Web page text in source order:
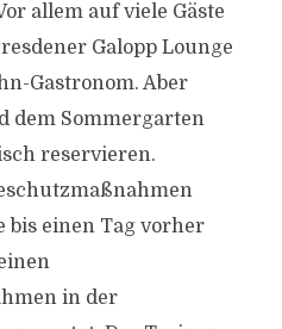
allem auf viele Gäste
Galopp Lounge
Gastronom. Aber
dem Sommergarten
reservieren.
bis einen Tag vorher
in der